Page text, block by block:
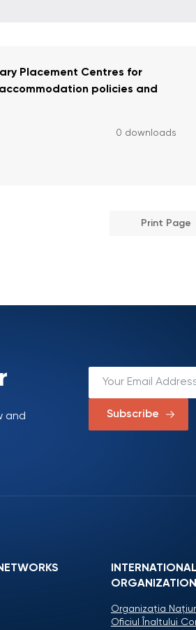
Placement Centres for
policies and
0 downloads
Print Page
and
Subscribe
INTERNATIONAL
Organizaţia
Oficiul Înaltului